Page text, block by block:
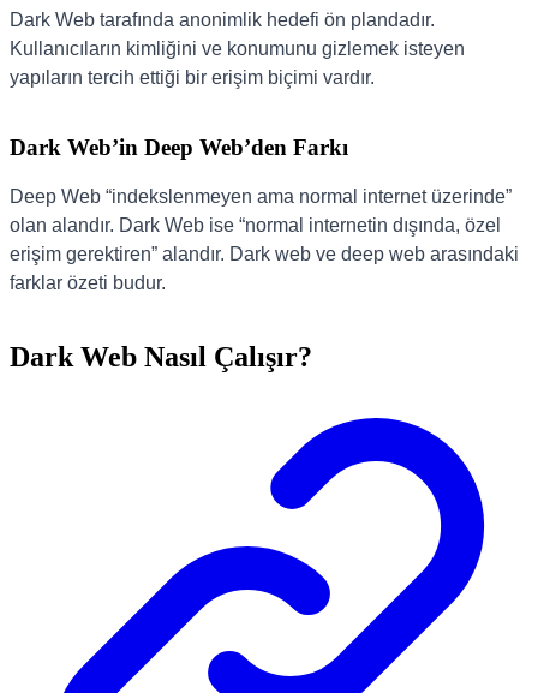
Dark Web tarafında anonimlik hedefi ön plandadır.
Kullanıcıların kimliğini ve konumunu gizlemek isteyen
yapıların tercih ettiği bir erişim biçimi vardır.
Dark Web’in Deep Web’den Farkı
Deep Web “indekslenmeyen ama normal internet üzerinde”
olan alandır. Dark Web ise “normal internetin dışında, özel
erişim gerektiren” alandır. Dark web ve deep web arasındaki
farklar özeti budur.
Dark Web Nasıl Çalışır?